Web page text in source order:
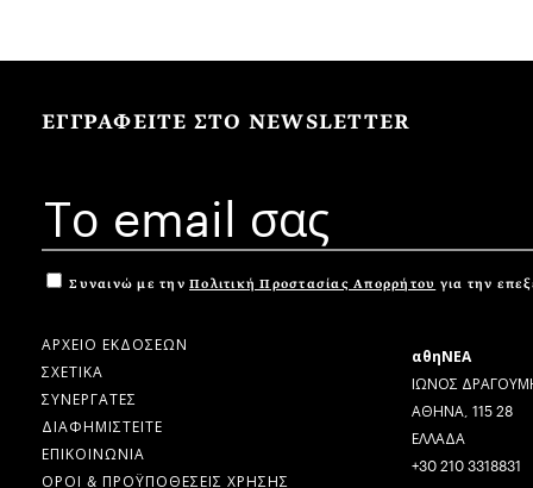
ΕΓΓΡΑΦΕΙΤΕ ΣΤΟ NEWSLETTER
Συναινώ με την Πολιτική Προστασίας Απορρήτου για την
ΑΡΧΕΙΟ ΕΚΔΟΣΕΩΝ
ΣΧΕΤΙΚΑ
ΣΥΝΕΡΓΑΤΕΣ
ΔΙΑΦΗΜΙΣΤΕΙΤΕ
ΕΠΙΚΟΙΝΩΝΙΑ
ΟΡΟΙ & ΠΡΟΫΠΟΘΕΣΕΙΣ ΧΡΗΣΗΣ
αθηΝΕΑ
ΙΩΝΟΣ
ΑΘΗΝΑ, 115 28
ΕΛΛΑΔΑ
+30 210 3318831